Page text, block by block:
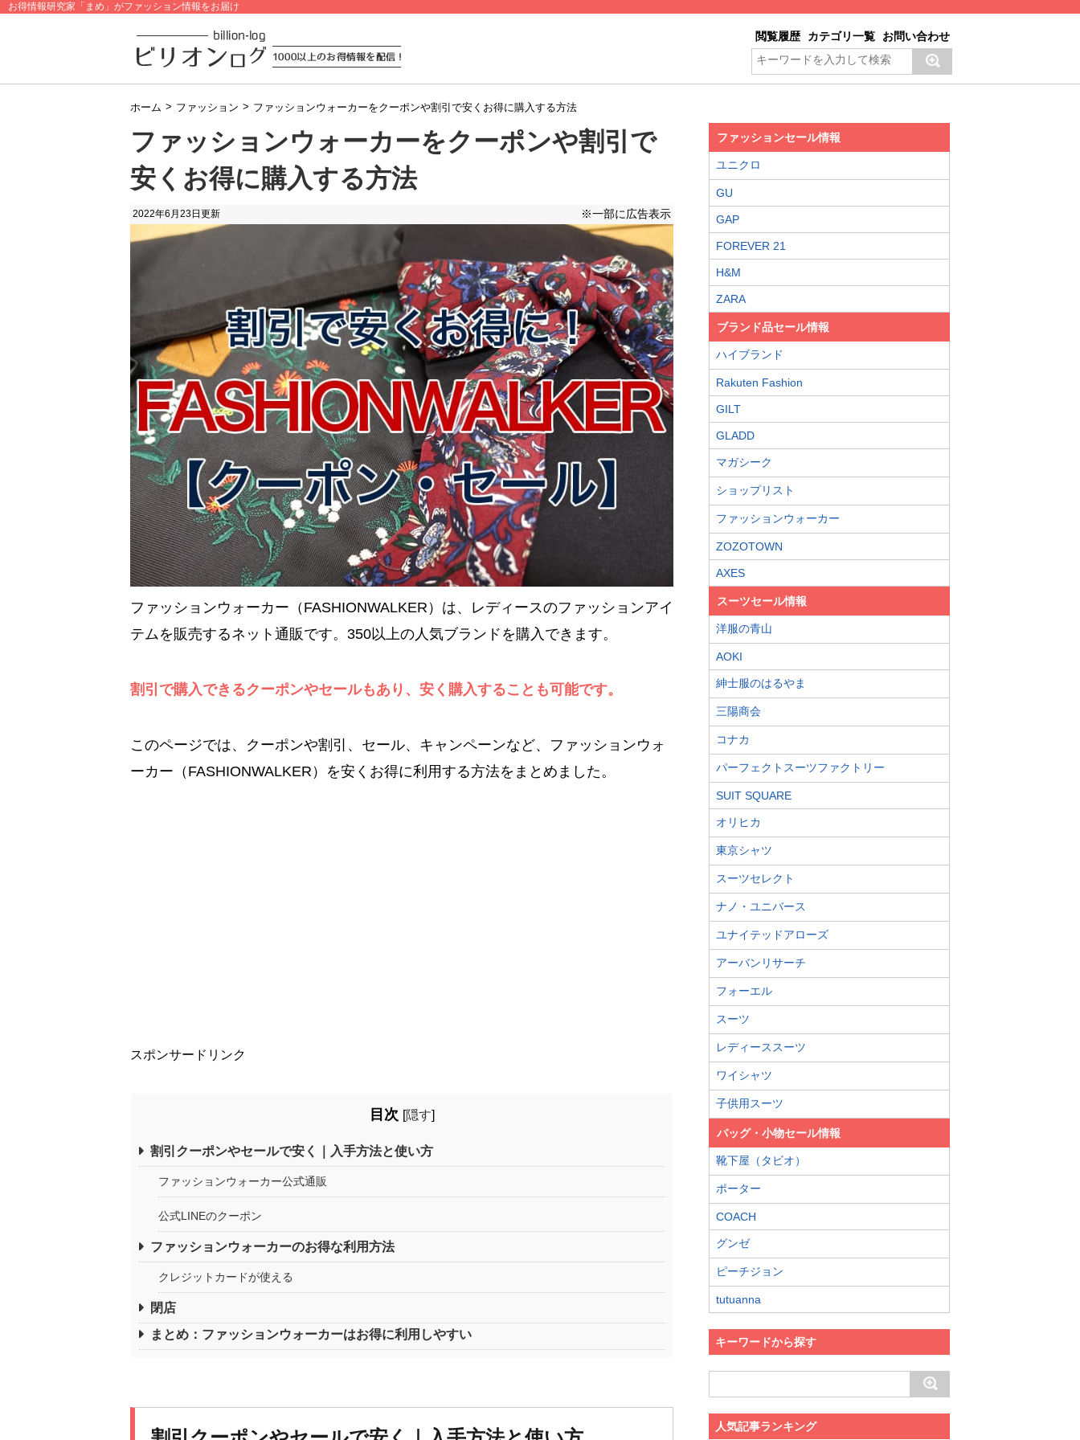
お得情報研究家「まめ」がファッション情報をお届け
閲覧履歴 カテゴリ一覧 お問い合わせ
ホーム > ファッション > ファッションウォーカーをクーポンや割引で安くお得に購入する方法
ファッションウォーカーをクーポンや割引で
安くお得に購入する方法
2022年6月23日 更新 ※一部に広告表示
ファッションウォーカー（FASHIONWALKER）は、レディースのファッションアイ
テムを販売するネット通販です。350以上の人気ブランドを購入できます。
割引で購入できるクーポンやセールもあり、安く購入することも可能です。
このページでは、クーポンや割引、セール、キャンペーンなど、ファッションウォ
ーカー（FASHIONWALKER）を安くお得に利用する方法をまとめました。
スポンサードリンク
目次 [隠す]
割引クーポンやセールで安く｜入手方法と使い方
ファッションウォーカー公式通販
公式LINEのクーポン
ファッションウォーカーのお得な利用方法
クレジットカードが使える
閉店
まとめ：ファッションウォーカーはお得に利用しやすい
ファッションセール情報
ユニクロ
GU
GAP
FOREVER 21
H&M
ZARA
ブランド品セール情報
ハイブランド
Rakuten Fashion
GILT
GLADD
マガシーク
ショップリスト
ファッションウォーカー
ZOZOTOWN
AXES
スーツセール情報
洋服の青山
AOKI
紳士服のはるやま
三陽商会
コナカ
パーフェクトスーツファクトリー
SUIT SQUARE
オリヒカ
東京シャツ
スーツセレクト
ナノ・ユニバース
ユナイテッドアローズ
アーバンリサーチ
フォーエル
スーツ
レディーススーツ
ワイシャツ
子供用スーツ
バッグ・小物セール情報
靴下屋（タビオ）
ポーター
COACH
グンゼ
ピーチジョン
tutuanna
キーワードから探す
人気記事ランキング